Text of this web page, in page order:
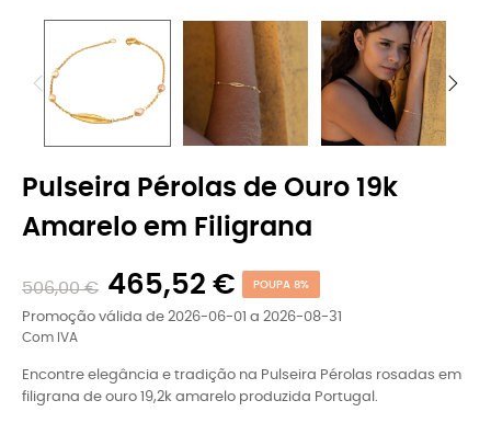
Pulseira Pérolas de Ouro 19k
Amarelo em Filigrana
506,00 € 465,52 € POUPA 8%
Promoção válida de 2026-06-01 a 2026-08-31
Com IVA
Encontre elegância e tradição na Pulseira Pérolas rosadas em
filigrana de ouro 19,2k amarelo produzida Portugal.